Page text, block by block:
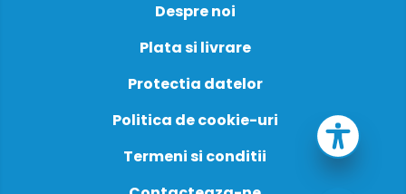
Despre noi
Plata si livrare
Protectia datelor
Politica de cookie-uri
Termeni si conditii